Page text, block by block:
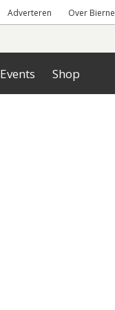
Adverteren Over
Events Shop